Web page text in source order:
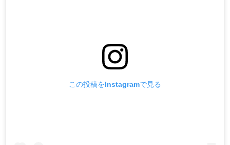
この投稿をInstagramで見る